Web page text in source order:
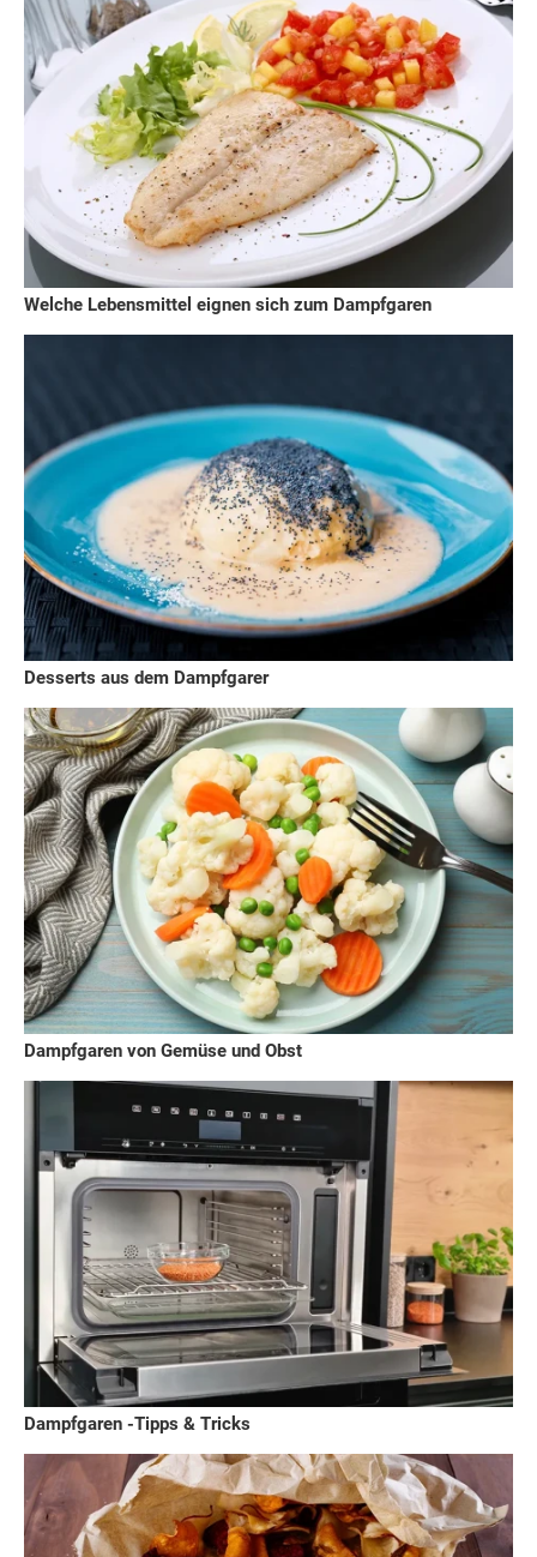
Welche Lebensmittel eignen sich zum Dampfgaren
Desserts aus dem Dampfgarer
Dampfgaren von Gemüse und Obst
Dampfgaren -Tipps & Tricks